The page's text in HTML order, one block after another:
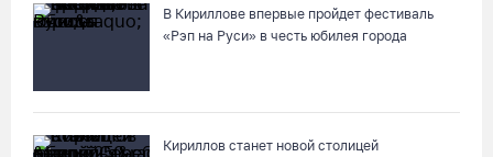
В Кириллове впервые пройдет фестиваль
«Рэп на Руси» в честь юбилея города
Кириллов станет новой столицей